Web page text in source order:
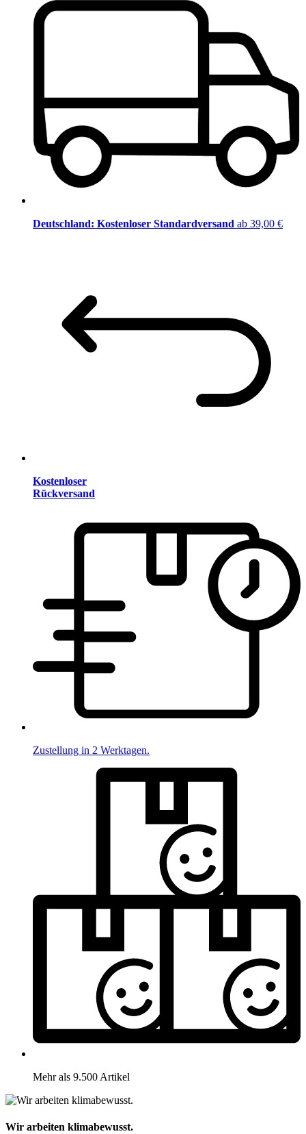
Deutschland: Kostenloser Standardversand ab 39,00 €
Kostenloser
Rückversand
Zustellung in 2 Werktagen.
Mehr als 9.500 Artikel
Wir arbeiten klimabewusst.